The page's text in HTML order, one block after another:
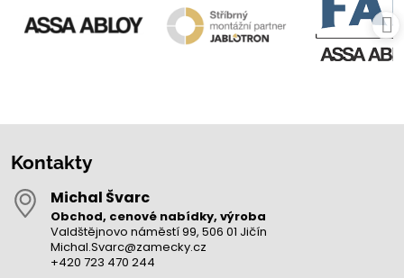
Kontakty
Michal Švarc
Obchod, cenové nabídky, výroba
Valdštějnovo náměstí 99, 506 01 Jičín
Michal.Svarc@zamecky.cz
+420 723 470 244